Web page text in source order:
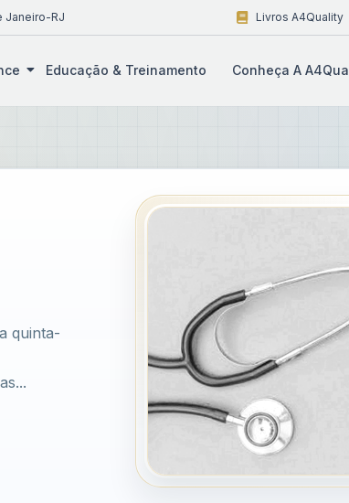
Janeiro-RJ Livros A4Quality
Educação & Treinamento Conheça A
quinta-